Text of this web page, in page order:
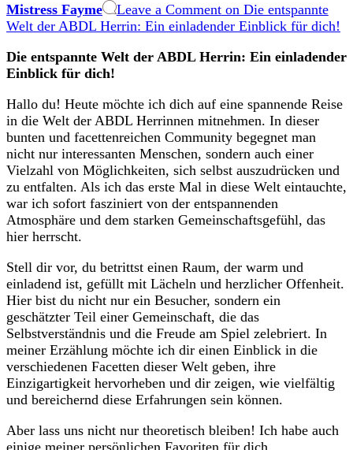
Mistress Fayme Leave a Commenton Die entspannte
Welt der ABDL Herrin: Ein einladender Einblick für dich!
Die entspannte Welt der ABDL Herrin: Ein einladender
Einblick für dich!
Hallo du! Heute möchte ich dich auf eine spannende Reise
in die Welt der ABDL Herrinnen mitnehmen. In dieser
bunten und facettenreichen Community begegnet man
nicht nur interessanten Menschen, sondern auch einer
Vielzahl von Möglichkeiten, sich selbst auszudrücken und
zu entfalten. Als ich das erste Mal in diese Welt eintauchte,
war ich sofort fasziniert von der entspannenden
Atmosphäre und dem starken Gemeinschaftsgefühl, das
hier herrscht.
Stell dir vor, du betrittst einen Raum, der warm und
einladend ist, gefüllt mit Lächeln und herzlicher Offenheit.
Hier bist du nicht nur ein Besucher, sondern ein
geschätzter Teil einer Gemeinschaft, die das
Selbstverständnis und die Freude am Spiel zelebriert. In
meiner Erzählung möchte ich dir einen Einblick in die
verschiedenen Facetten dieser Welt geben, ihre
Einzigartigkeit hervorheben und dir zeigen, wie vielfältig
und bereichernd diese Erfahrungen sein können.
Aber lass uns nicht nur theoretisch bleiben! Ich habe auch
einige meiner persönlichen Favoriten für dich